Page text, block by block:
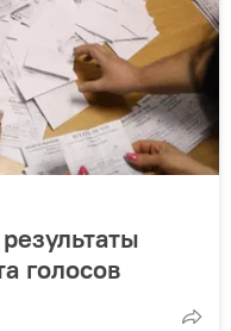
голосов